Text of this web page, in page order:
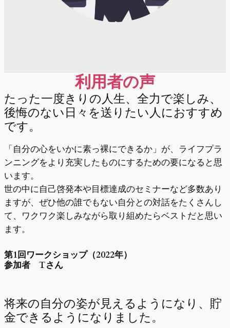
利用者の声
たった一度きりの人生、全力で楽しみ、
後悔のない日々を送りたい人におすすめ
です。
「自分の心をいかに素っ裸にできるか」が、ライフプラ
ンニングをより充実したものにするための要になると思
います。
世の中に自己啓発本や目標達成のセミナーなど多数あり
ますが、ぜひ他の誰でもない自分との対話をたくさんし
て、ワクワク楽しみながら取り組めたらベストだと思い
ます。
第1回ワークショップ（2022年）
参加者 Tさん
将来の自分の姿が見えるようになり、貯
金できるようになりました。